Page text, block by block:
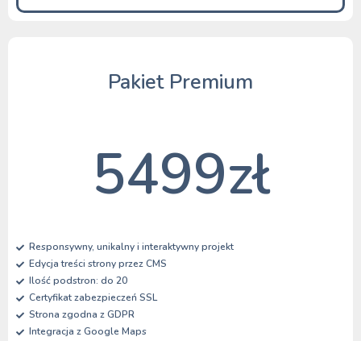
Pakiet Premium
5499zł
Responsywny, unikalny i interaktywny projekt
Edycja treści strony przez CMS
Ilość podstron: do 20
Certyfikat zabezpieczeń SSL
Strona zgodna z GDPR
Integracja z Google Maps